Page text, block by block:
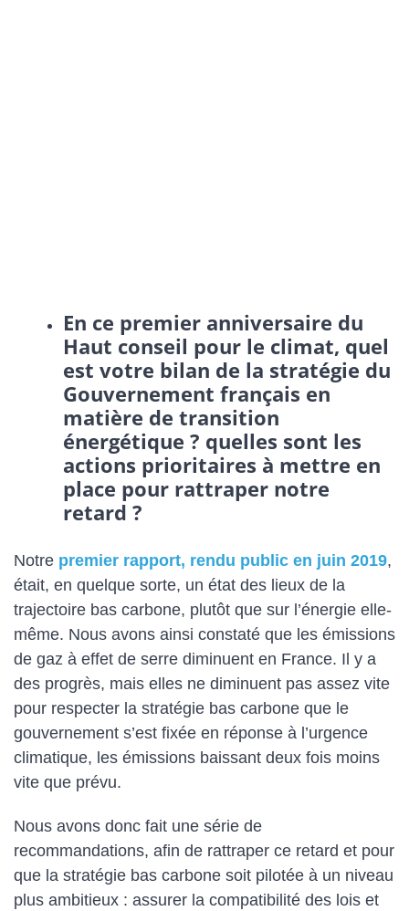
En ce premier anniversaire du
Haut conseil pour le climat, quel
est votre bilan de la stratégie du
Gouvernement français en
matière de transition
énergétique ? quelles sont les
actions prioritaires à mettre en
place pour rattraper notre
retard ?
Notre premier rapport, rendu public en juin 2019,
était, en quelque sorte, un état des lieux de la
trajectoire bas carbone, plutôt que sur l’énergie elle-
même. Nous avons ainsi constaté que les émissions
de gaz à effet de serre diminuent en France. Il y a
des progrès, mais elles ne diminuent pas assez vite
pour respecter la stratégie bas carbone que le
gouvernement s’est fixée en réponse à l’urgence
climatique, les émissions baissant deux fois moins
vite que prévu.
Nous avons donc fait une série de
recommandations, afin de rattraper ce retard et pour
que la stratégie bas carbone soit pilotée à un niveau
plus ambitieux : assurer la compatibilité des lois et